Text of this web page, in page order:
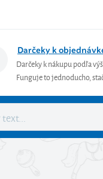
Darčeky k
Darčeky k nákupu podľa
Funguje to jednoducho,